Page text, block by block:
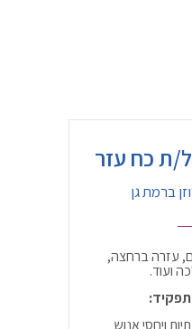
ת כח עזר
ברמת גן
עזרה ברחצה,
ועוד.